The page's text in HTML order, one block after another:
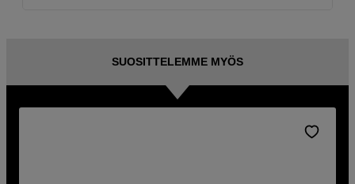
SUOSITTELEMME MYÖS